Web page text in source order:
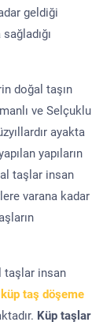
geldiği
doğal taşın
ve Selçuklu
ayakta
yapıların
taşlar insan
varana kadar
taşlar insan
taş döşeme
Küp taşlar